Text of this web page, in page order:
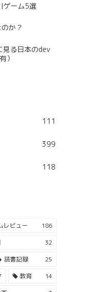
ゲーム5選
か？
見る日本のdev
）
111
399
118
レビュー
186
32
読書記録
25
教育
14